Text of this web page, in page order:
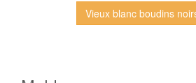
Vieux blanc boudins